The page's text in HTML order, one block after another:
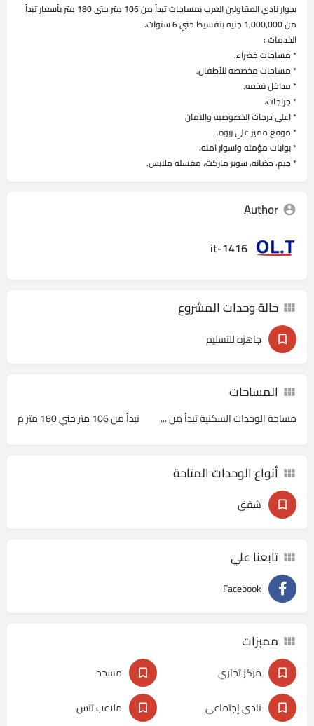
بجوار نادي المقاولين العرب بمساحات تبدأ من 106 متر حتي 180 متر بأسعار تبدأ
من 1,000,000 جنيه بتقسيط حتي 6 سنوات.
الخدمات :
* مساحات خضراء.
* مساحات مخصصه للأطفال.
* مداخل فخمه.
* جراجات.
* اعلي درجات الخصوصيه والامان
* موقع مميز علي ربوه.
* بوابات مؤمنه واسوار امنه.
* جيم، حضانه، سوبر ماركت، مغسله ملابس.
Author
it-1416
حالة وحدات المشروع
جاهزه للتسليم
المساحات
مساحة الوحدات السكنية تبدأ من ... تبدأ من 106 متر حتي 180 متر م
أنواع الوحدات المتاحة
شقق
تابعنا علي
Facebook
ممبزات
مركز تجاري
مسجد
نادي إجتماعي
ملاعب تنس